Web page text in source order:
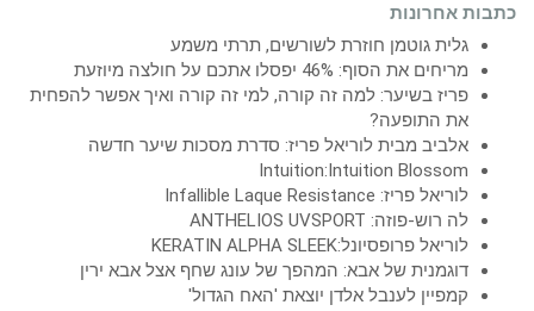
כתבות אחרונות
גלית גוטמן חוזרת לשורשים, תרתי משמע
מריחים את הסוף: 46% יפסלו אתכם על חולצה מיוזעת
פריז בשיער: למה זה קורה, למי זה קורה ואיך אפשר להפחית
את התופעה?
אלביב מבית לוריאל פריז: סדרת מסכות שיער חדשה
Intuition:Intuition Blossom
לוריאל פריז: Infallible Laque Resistance
לה רוש-פוזה: ANTHELIOS UVSPORT
לוריאל פרופסיונל:KERATIN ALPHA SLEEK
דוגמנית של אבא: המהפך של עונג שחף אצל אבא ירין
קמפיין לענבל אלדן יוצאת 'האח הגדול'